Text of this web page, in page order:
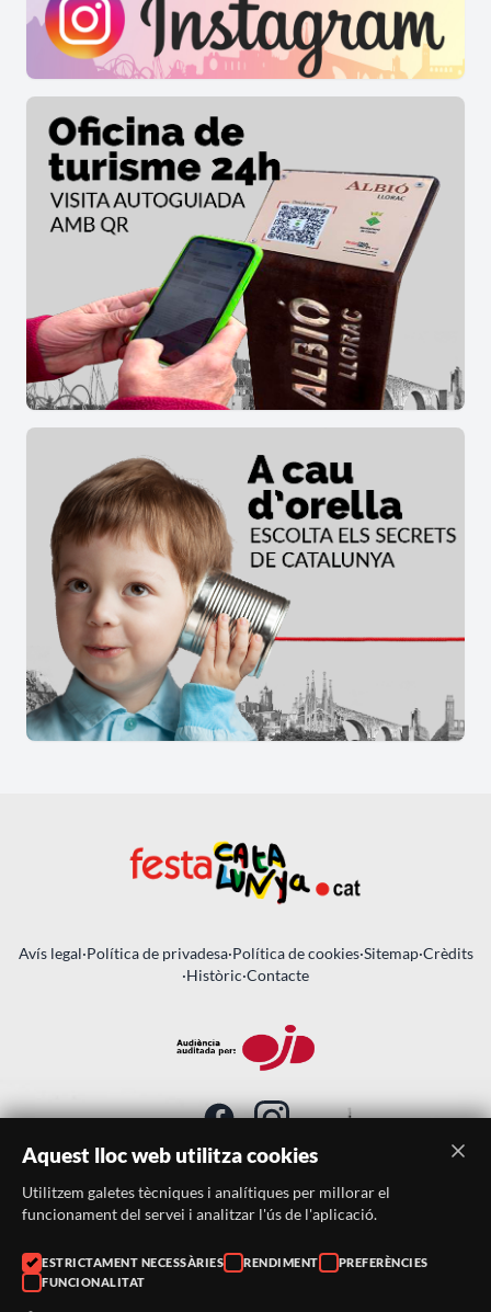
Avís legal·Política de privadesa·Política de cookies·Sitemap·Crèdits
·Històric·Contacte
SUBSCRIU-TE AL BUTLLETÍ
Telèfon:
938046359
Correu:
Aquest lloc web utilitza cookies
Utilitzem galetes tècniques i analítiques per millorar el
funcionament del servei i analitzar l'ús de l'aplicació.
ESTRICTAMENT NECESSÀRIES RENDIMENT
PREFERÈNCIES
FUNCIONALITAT